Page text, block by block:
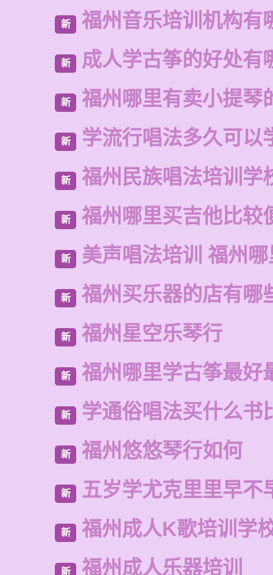
新 福州音乐培训机构有
新 成人学古筝的好处有
新 福州哪里有卖小提琴
新 学流行唱法多久可以
新 福州民族唱法培训学
新 福州哪里买吉他比较
新 美声唱法培训 福州
新 福州买乐器的店有哪
新 福州星空乐琴行
新 福州哪里学古筝最好
新 学通俗唱法买什么书
新 福州悠悠琴行如何
新 五岁学尤克里里早不
新 福州成人K歌培训学
新 福州成人乐器培训